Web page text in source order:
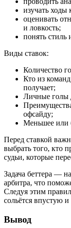
изучать ходы
оценивать
и ловкость;
понять стиль
Виды ставок:
Количество
Кто из
получает;
Личные голы
офсайду;
Меньшее или
Перед ставкой
выбрать того, кто
судьи, которые
Задача беттера —
арбитра, что
Следуя этим
сольётся впустую и
Вывод